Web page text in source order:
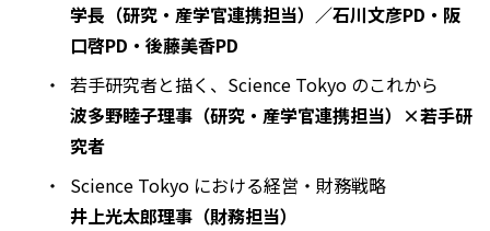
学長（研究・産学官連携担当）／石川文彦PD・阪
口啓PD・後藤美香PD
若手研究者と描く、Science Tokyo のこれから
波多野睦子理事（研究・産学官連携担当）×若手研
究者
Science Tokyo における経営・財務戦略
井上光太郎理事（財務担当）